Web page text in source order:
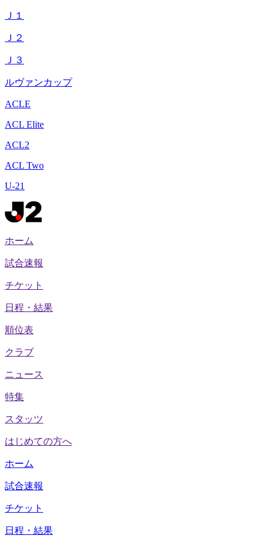
Ｊ１
Ｊ２
Ｊ３
ルヴァンカップ
ACLE
ACL Elite
ACL2
ACL Two
U-21
ホーム
試合速報
チケット
日程・結果
順位表
クラブ
ニュース
特集
スタッツ
はじめての方へ
ホーム
試合速報
チケット
日程・結果